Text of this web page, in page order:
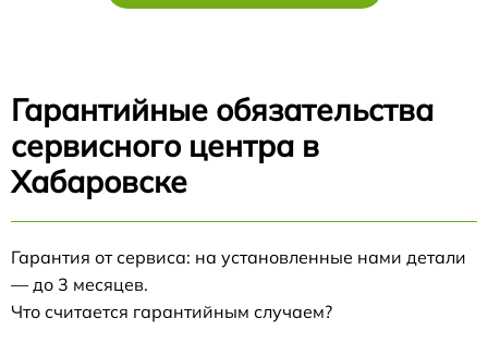
Гарантийные обязательства
сервисного центра в
Хабаровске
Гарантия от сервиса: на установленные нами детали
— до 3 месяцев.
Что считается гарантийным случаем?